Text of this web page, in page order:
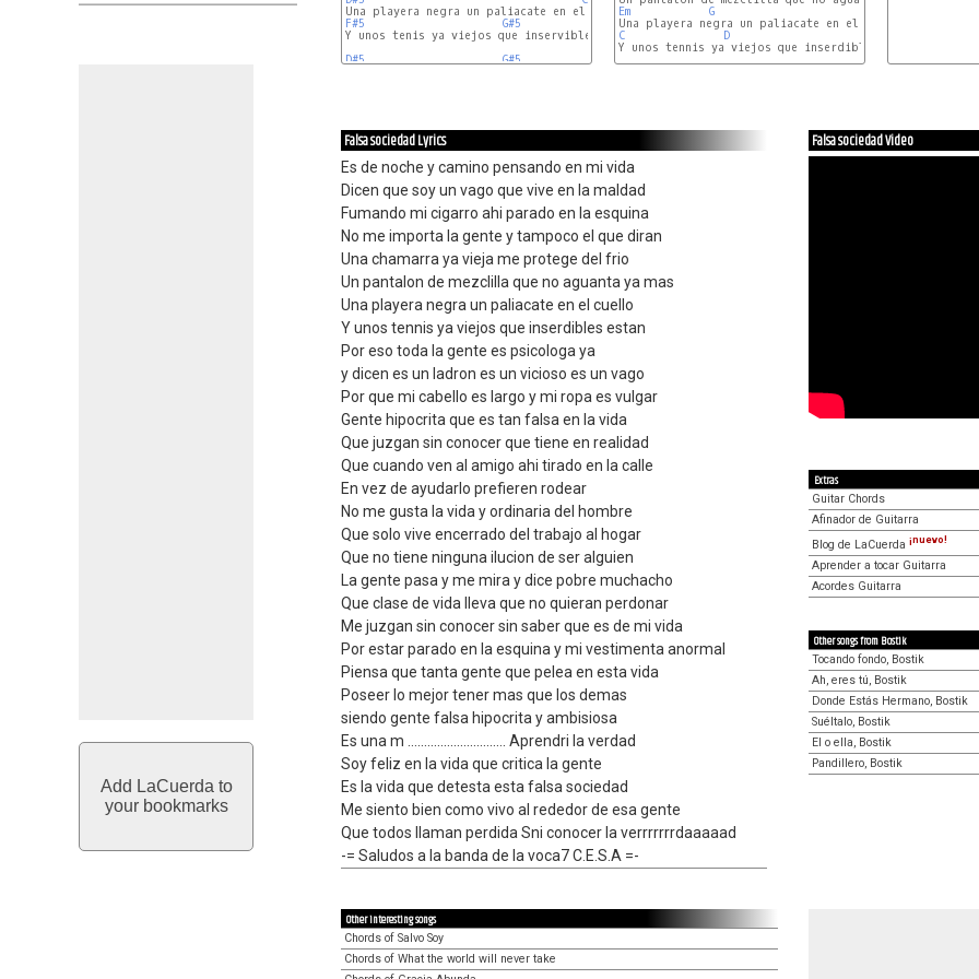
Add LaCuerda to
your bookmarks
F#5
G#5
A#5
Y unos tenis ya viejos que inservibles están
D#5
G#5
Em
G
C
D
Y unos tennis ya viejos que inserdibles estan
Falsa sociedad Lyrics
Es de noche y camino pensando en mi vida
Dicen que soy un vago que vive en la maldad
Fumando mi cigarro ahi parado en la esquina
No me importa la gente y tampoco el que diran
Una chamarra ya vieja me protege del frio
Un pantalon de mezclilla que no aguanta ya mas
Una playera negra un paliacate en el cuello
Y unos tennis ya viejos que inserdibles estan
Por eso toda la gente es psicologa ya
y dicen es un ladron es un vicioso es un vago
Por que mi cabello es largo y mi ropa es vulgar
Gente hipocrita que es tan falsa en la vida
Que juzgan sin conocer que tiene en realidad
Que cuando ven al amigo ahi tirado en la calle
En vez de ayudarlo prefieren rodear
No me gusta la vida y ordinaria del hombre
Que solo vive encerrado del trabajo al hogar
Que no tiene ninguna ilucion de ser alguien
La gente pasa y me mira y dice pobre muchacho
Que clase de vida lleva que no quieran perdonar
Me juzgan sin conocer sin saber que es de mi vida
Por estar parado en la esquina y mi vestimenta anormal
Piensa que tanta gente que pelea en esta vida
Poseer lo mejor tener mas que los demas
siendo gente falsa hipocrita y ambisiosa
Es una m .............................. Aprendri la verdad
Soy feliz en la vida que critica la gente
Es la vida que detesta esta falsa sociedad
Me siento bien como vivo al rededor de esa gente
Que todos llaman perdida Sni conocer la verrrrrrrdaaaaad
-= Saludos a la banda de la voca7 C.E.S.A =-
Falsa sociedad Video
Extras
Guitar Chords
Afinador de Guitarra
Blog de LaCuerda ¡nuevo!
Aprender a tocar Guitarra
Acordes Guitarra
Other songs from Bostik
Tocando fondo, Bostik
Ah, eres tú, Bostik
Donde Estás Hermano, Bostik
Suéltalo, Bostik
El o ella, Bostik
Pandillero, Bostik
Other interesting songs
Chords of Salvo Soy
Chords of What the world will never take